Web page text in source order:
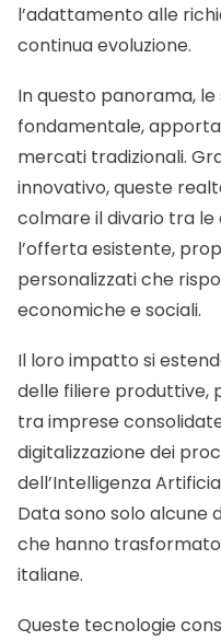
l’adattamento alle
continua evoluzione.
In questo panorama,
fondamentale,
mercati tradizionali.
innovativo, queste
colmare il divario tra
l’offerta esistente,
personalizzati che
economiche e sociali.
Il loro impatto si
delle filiere produttive,
tra imprese
digitalizzazione dei
dell’Intelligenza
Data sono solo alcune
che hanno
italiane.
Queste tecnologie